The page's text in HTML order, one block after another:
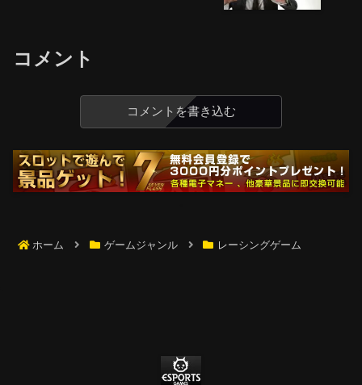
コメント
コメントを書き込む
ホーム ゲームジャンル レーシングゲーム